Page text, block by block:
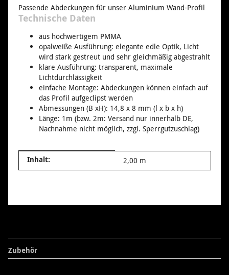
Passende Abdeckungen für unser Aluminium Wand-Profil
Technische Daten
aus hochwertigem PMMA
opalweiße Ausführung: elegante edle Optik, Licht
wird stark gestreut und sehr gleichmäßig abgestrahlt
klare Ausführung: transparent, maximale
Lichtdurchlässigkeit
einfache Montage: Abdeckungen können einfach auf
das Profil aufgeclipst werden
Abmessungen (B xH): 14,8 x 8 mm (l x b x h)
Länge: 1m (bzw. 2m: Versand nur innerhalb DE,
Nachnahme nicht möglich, zzgl. Sperrgutzuschlag)
Produkteigenschaft
Wert
Inhalt: 2,00 m
Zubehör